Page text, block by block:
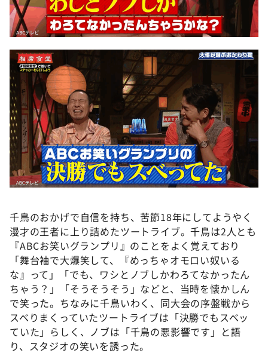
千鳥のおかげで自信を持ち、苦節18年にしてようやく
漫才の王者に上り詰めたツートライブ。千鳥は2人とも
『ABCお笑いグランプリ』のことをよく覚えており
「舞台袖で大爆笑して、『めっちゃオモロい奴いる
な』って」「でも、ワシとノブしかわろてなかったん
ちゃう？」「そうそうそう」などと、当時を懐かしん
で笑った。ちなみに千鳥いわく、同大会の序盤戦から
スベりまくっていたツートライブは「決勝でもスベッ
ていた」らしく、ノブは「千鳥の悪影響です」と語
り、スタジオの笑いを誘った。